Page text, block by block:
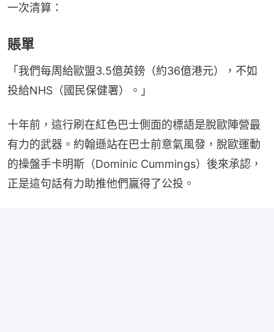
一次清算：
賬單
「我們每周給歐盟3.5億英鎊（約36億港元），不如
投給NHS（國民保健署）。」
十年前，這行刷在紅色巴士側面的標語是脫歐陣營最
有力的武器。約翰遜站在巴士前意氣風發，脫歐運動
的操盤手卡明斯（Dominic Cummings）後來承認，
正是這句話有力助推他們贏得了公投。